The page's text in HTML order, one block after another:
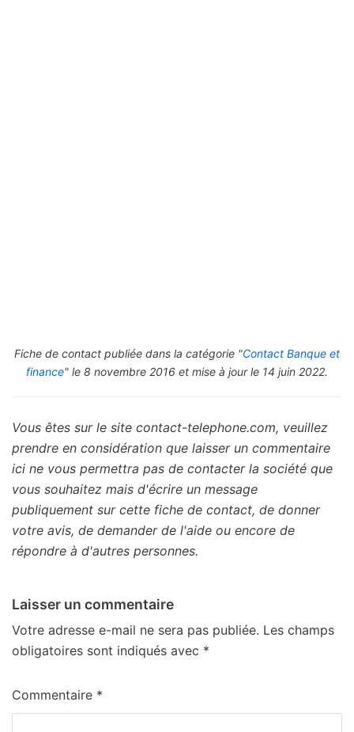
Fiche de contact publiée dans la catégorie "Contact Banque et
finance" le 8 novembre 2016 et mise à jour le 14 juin 2022.
Vous êtes sur le site contact-telephone.com, veuillez
prendre en considération que laisser un commentaire
ici ne vous permettra pas de contacter la société que
vous souhaitez mais d'écrire un message
publiquement sur cette fiche de contact, de donner
votre avis, de demander de l'aide ou encore de
répondre à d'autres personnes.
Laisser un commentaire
Votre adresse e-mail ne sera pas publiée. Les champs
obligatoires sont indiqués avec *
Commentaire *